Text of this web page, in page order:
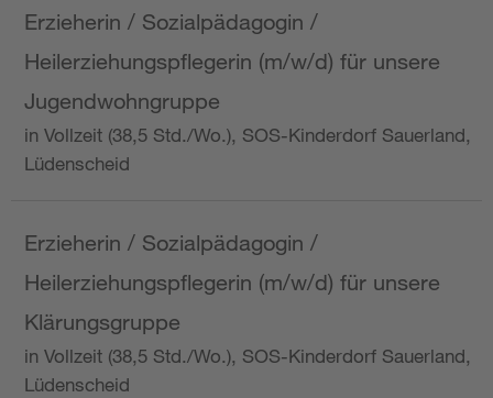
Erzieherin / Sozialpädagogin /
Heilerziehungspflegerin (m/w/d) für unsere
Jugendwohngruppe
in Vollzeit (38,5 Std./Wo.), SOS-Kinderdorf Sauerland,
Lüdenscheid
Erzieherin / Sozialpädagogin /
Heilerziehungspflegerin (m/w/d) für unsere
Klärungsgruppe
in Vollzeit (38,5 Std./Wo.), SOS-Kinderdorf Sauerland,
Lüdenscheid